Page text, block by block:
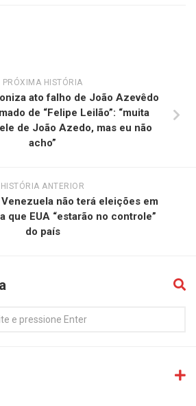
PRÓXIMA HISTÓRIA
ato falho de João Azevêdo
de “Felipe Leilão”: “muita
de João Azedo, mas eu não
acho”
HISTÓRIA ANTERIOR
não terá eleições em
que EUA “estarão no controle”
do país